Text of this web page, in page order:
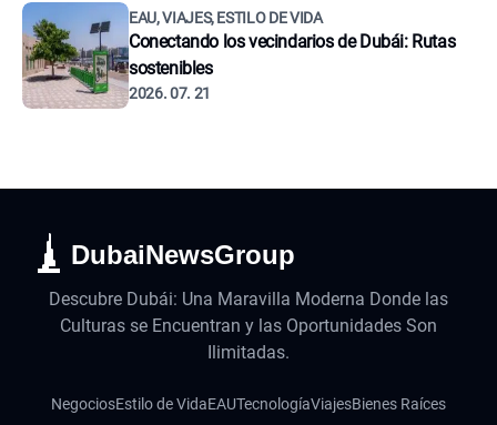
EAU, VIAJES, ESTILO DE VIDA
Conectando los vecindarios de Dubái: Rutas
sostenibles
2026. 07. 21
DubaiNewsGroup
Descubre Dubái: Una Maravilla Moderna Donde las
Culturas se Encuentran y las Oportunidades Son
Ilimitadas.
NegociosEstilo de VidaEAUTecnologíaViajesBienes Raíces